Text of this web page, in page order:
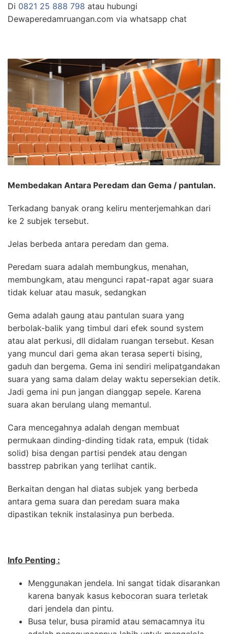
Di 0821 25 888 798 atau hubungi
Dewaperedamruangan.com via whatsapp chat
Membedakan Antara Peredam dan Gema / pantulan.
Terkadang banyak orang keliru menterjemahkan dari
ke 2 subjek tersebut.
Jelas berbeda antara peredam dan gema.
Peredam suara adalah membungkus, menahan,
membungkam, atau mengunci rapat-rapat agar suara
tidak keluar atau masuk, sedangkan
Gema adalah gaung atau pantulan suara yang
berbolak-balik yang timbul dari efek sound system
atau alat perkusi, dll didalam ruangan tersebut. Kesan
yang muncul dari gema akan terasa seperti bising,
gaduh dan bergema. Gema ini sendiri melipatgandakan
suara yang sama dalam delay waktu sepersekian detik.
Jadi gema ini pun jangan dianggap sepele. Karena
suara akan berulang ulang memantul.
Cara mencegahnya adalah dengan membuat
permukaan dinding-dinding tidak rata, empuk (tidak
solid) bisa dengan partisi pendek atau dengan
basstrep pabrikan yang terlihat cantik.
Berkaitan dengan hal diatas subjek yang berbeda
antara gema suara dan peredam suara maka
dipastikan teknik instalasinya pun berbeda.
Info Penting :
Menggunakan jendela. Ini sangat tidak disarankan
karena banyak kasus kebocoran suara terletak
dari jendela dan pintu.
Busa telur, busa piramid atau semacamnya itu